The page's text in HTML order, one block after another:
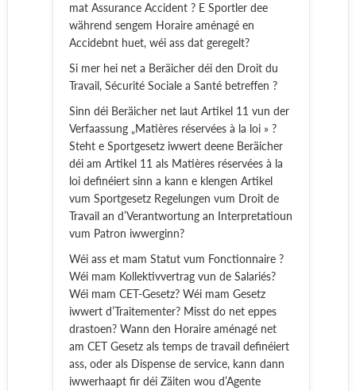
mat Assurance Accident ? E Sportler dee
während sengem Horaire aménagé en
Accidebnt huet, wéi ass dat geregelt?
Si mer hei net a Beräicher déi den Droit du
Travail, Sécurité Sociale a Santé betreffen ?
Sinn déi Beräicher net laut Artikel 11 vun der
Verfaassung „Matières réservées à la loi » ?
Steht e Sportgesetz iwwert deene Beräicher
déi am Artikel 11 als Matières réservées à la
loi definéiert sinn a kann e klengen Artikel
vum Sportgesetz Regelungen vum Droit de
Travail an d’Verantwortung an Interpretatioun
vum Patron iwwerginn?
Wéi ass et mam Statut vum Fonctionnaire ?
Wéi mam Kollektivvertrag vun de Salariés?
Wéi mam CET-Gesetz? Wéi mam Gesetz
iwwert d’Traitementer? Misst do net eppes
drastoen? Wann den Horaire aménagé net
am CET Gesetz als temps de travail definéiert
ass, oder als Dispense de service, kann dann
iwwerhaapt fir déi Zäiten wou d’Agente